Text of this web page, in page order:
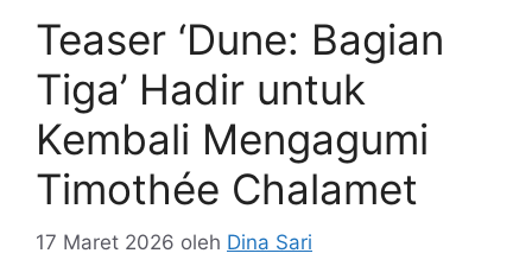
Teaser ‘Dune: Bagian
Tiga’ Hadir untuk
Kembali Mengagumi
Timothée Chalamet
17 Maret 2026 oleh Dina Sari